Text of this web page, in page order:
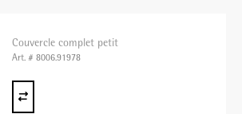
Couvercle complet petit
Art. # 8006.91978